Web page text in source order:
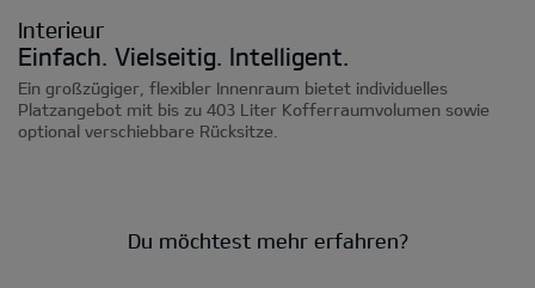
Interieur
Einfach. Vielseitig. Intelligent.
Ein großzügiger, flexibler Innenraum bietet individuelles
Platzangebot mit bis zu 403 Liter Kofferraumvolumen sowie
optional verschiebbare Rücksitze.
Du möchtest mehr erfahren?